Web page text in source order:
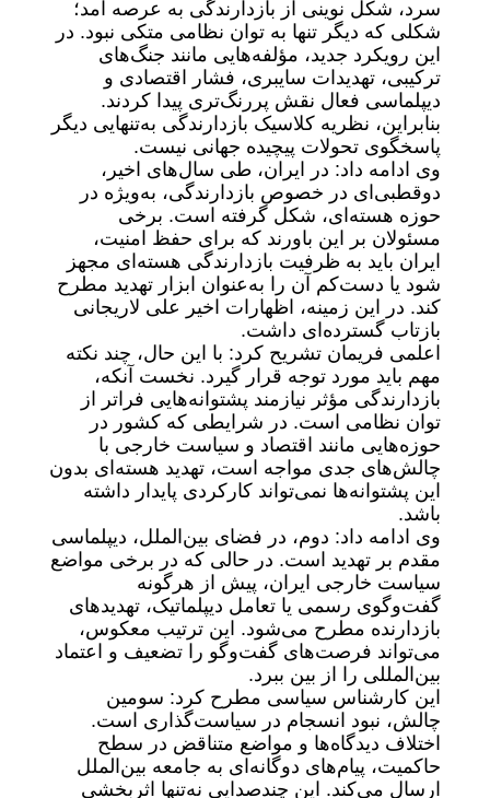
سرد، شکل نوینی از بازدارندگی به عرصه آمد؛
شکلی که دیگر تنها به توان نظامی متکی نبود. در
این رویکرد جدید، مؤلفه‌هایی مانند جنگ‌های
ترکیبی، تهدیدات سایبری، فشار اقتصادی و
دیپلماسی فعال نقش پررنگ‌تری پیدا کردند.
بنابراین، نظریه کلاسیک بازدارندگی به‌تنهایی دیگر
پاسخگوی تحولات پیچیده جهانی نیست.
وی ادامه داد: در ایران، طی سال‌های اخیر،
دوقطبی‌ای در خصوص بازدارندگی، به‌ویژه در
حوزه هسته‌ای، شکل گرفته است. برخی
مسئولان بر این باورند که برای حفظ امنیت،
ایران باید به ظرفیت بازدارندگی هسته‌ای مجهز
شود یا دست‌کم آن را به‌عنوان ابزار تهدید مطرح
کند. در این زمینه، اظهارات اخیر علی لاریجانی
بازتاب گسترده‌ای داشت.
اعلمی فریمان تشریح کرد: با این حال، چند نکته
مهم باید مورد توجه قرار گیرد. نخست آنکه،
بازدارندگی مؤثر نیازمند پشتوانه‌هایی فراتر از
توان نظامی است. در شرایطی که کشور در
حوزه‌هایی مانند اقتصاد و سیاست خارجی با
چالش‌های جدی مواجه است، تهدید هسته‌ای بدون
این پشتوانه‌ها نمی‌تواند کارکردی پایدار داشته
باشد.
وی ادامه داد: دوم، در فضای بین‌الملل، دیپلماسی
مقدم بر تهدید است. در حالی که در برخی مواضع
سیاست خارجی ایران، پیش از هرگونه
گفت‌وگوی رسمی یا تعامل دیپلماتیک، تهدیدهای
بازدارنده مطرح می‌شود. این ترتیب معکوس،
می‌تواند فرصت‌های گفت‌وگو را تضعیف و اعتماد
بین‌المللی را از بین ببرد.
این کارشناس سیاسی مطرح کرد: سومین
چالش، نبود انسجام در سیاست‌گذاری است.
اختلاف دیدگاه‌ها و مواضع متناقض در سطح
حاکمیت، پیام‌های دوگانه‌ای به جامعه بین‌الملل
ارسال می‌کند. این چندصدایی نه‌تنها اثربخشی